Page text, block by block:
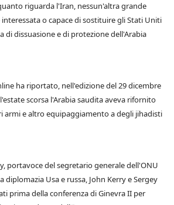
riguarda l'Iran, nessun'altra grande
o capace di sostituire gli Stati Uniti
di dissuasione e di protezione dell'Arabia
ha riportato, nell'edizione del 29 dicembre
scorsa l'Arabia saudita aveva rifornito
armi e altro equipaggiamento a degli jihadisti
portavoce del segretario generale dell'ONU
diplomazia Usa e russa, John Kerry e Sergey
prima della conferenza di Ginevra II per